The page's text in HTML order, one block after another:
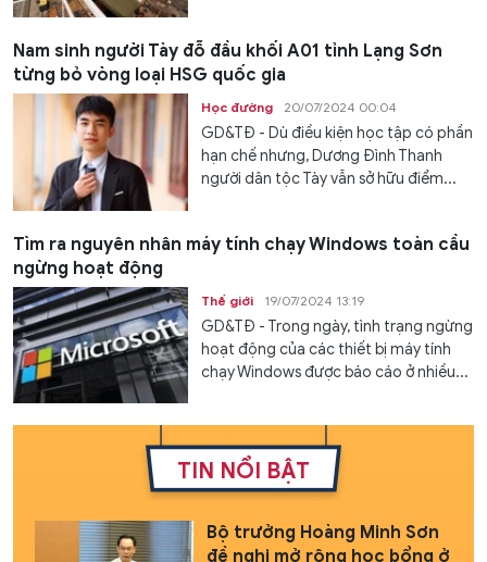
Nam sinh người Tày đỗ đầu khối A01 tỉnh Lạng Sơn
từng bỏ vòng loại HSG quốc gia
Học đường 20/07/2024 00:04
GD&TĐ - Dù điều kiện học tập có phần
hạn chế nhưng, Dương Đình Thanh
người dân tộc Tày vẫn sở hữu điểm...
Tìm ra nguyên nhân máy tính chạy Windows toàn cầu
ngừng hoạt động
Thế giới 19/07/2024 13:19
GD&TĐ - Trong ngày, tình trạng ngừng
hoạt động của các thiết bị máy tính
chạy Windows được báo cáo ở nhiều...
TIN NỔI BẬT
Bộ trưởng Hoàng Minh Sơn
đề nghị mở rộng học bổng ở